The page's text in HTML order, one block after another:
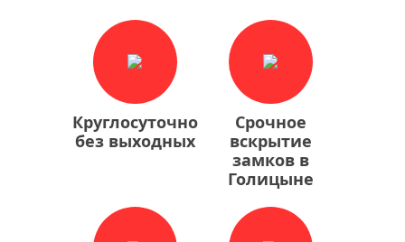
Круглосуточно
без выходных
Срочное
вскрытие
замков в
Голицыне